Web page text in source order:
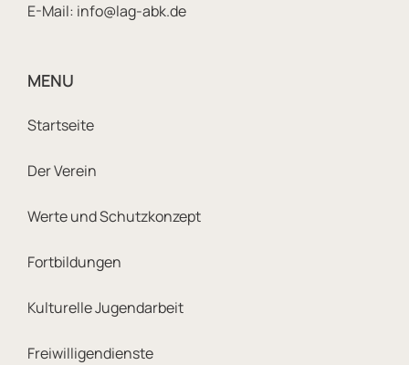
E-Mail: info@lag-abk.de
MENU
Footer Sitemap Navigation
Startseite
Der Verein
Werte und Schutzkonzept
Fortbildungen
Kulturelle Jugendarbeit
Freiwilligendienste